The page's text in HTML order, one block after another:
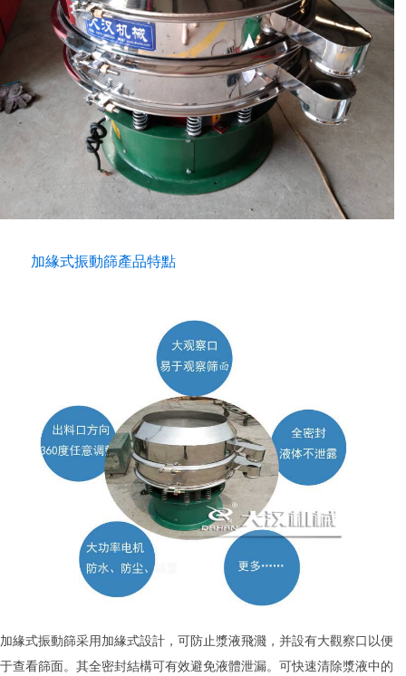
加緣式振動篩產品特點
加緣式振動篩采用加緣式設計，可防止漿液飛濺，并設有大觀察口以便
于查看篩面。其全密封結構可有效避免液體泄漏。可快速清除漿液中的